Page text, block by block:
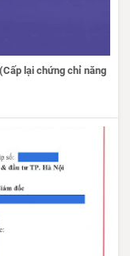
lại chứng chỉ năng